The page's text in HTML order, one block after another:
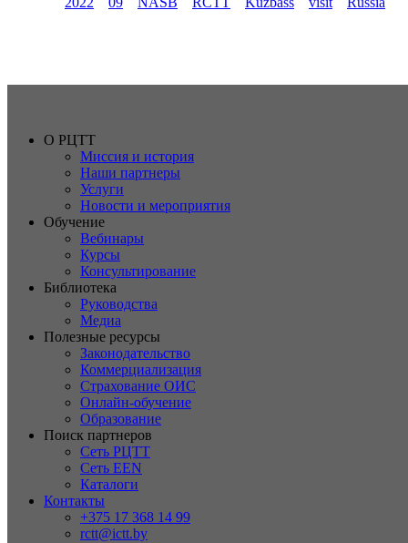
О РЦТТ
Миссия и история
Наши партнеры
Услуги
Новости и мероприятия
Обучение
Вебинары
Курсы
Консультирование
Библиотека
Руководства
Медиа
Полезные ресурсы
Законодательство
Коммерциализация
Страхование ОИС
Онлайн-обучение
Образование
Поиск партнеров
Сеть РЦТТ
Сеть EEN
Каталоги
Контакты
+375 17 368 14 99
rctt@ictt.by